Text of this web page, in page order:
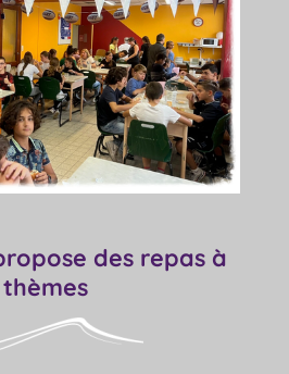
des repas à
thèmes